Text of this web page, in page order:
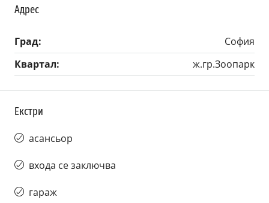
Адрес
Град:
София
Квартал:
ж.гр.Зоопарк
Екстри
асансьор
входа се заключва
гараж